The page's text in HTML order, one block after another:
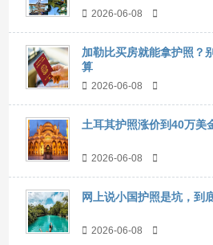
2026-06-08
加勒比买房就能拿护照？
算
2026-06-08
土耳其护照涨价到40万美
2026-06-08
网上说小国护照是坑，到
2026-06-08